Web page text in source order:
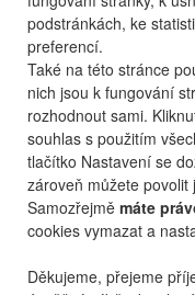
podstránkách, ke
preferencí.
Také na této stránce
nich jsou k fungování
rozhodnout sami.
souhlas s použitím
tlačítko Nastavení se
zároveň můžete povolit
Samozřejmě máte
cookies vymazat a
Děkujeme, přejeme
+420